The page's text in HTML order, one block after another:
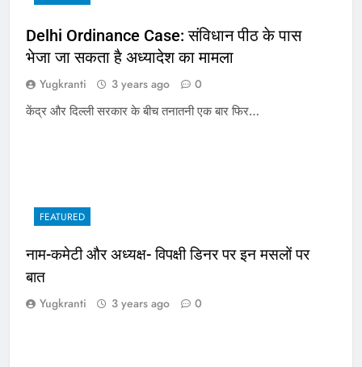
Delhi Ordinance Case: संविधान पीठ के पास
भेजा जा सकता है अध्यादेश का मामला
Yugkranti 3 years ago 0
केंद्र और दिल्ली सरकार के बीच तनातनी एक बार फिर…
FEATURED
नाम-कमेटी और अध्यक्ष- विपक्षी डिनर पर इन मसलों पर
बात
Yugkranti 3 years ago 0